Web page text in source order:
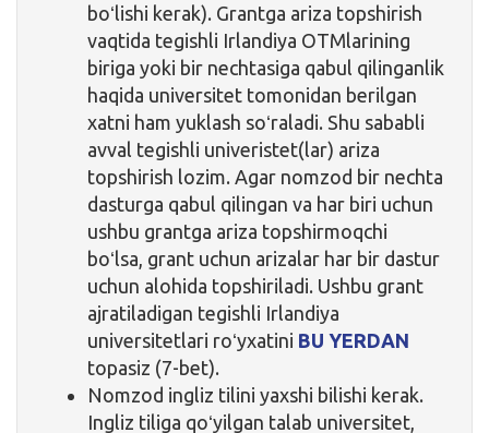
boʻlishi kerak). Grantga ariza topshirish
vaqtida tegishli Irlandiya OTMlarining
biriga yoki bir nechtasiga qabul qilinganlik
haqida universitet tomonidan berilgan
xatni ham yuklash soʻraladi. Shu sababli
avval tegishli univeristet(lar) ariza
topshirish lozim. Agar nomzod bir nechta
dasturga qabul qilingan va har biri uchun
ushbu grantga ariza topshirmoqchi
boʻlsa, grant uchun arizalar har bir dastur
uchun alohida topshiriladi. Ushbu grant
ajratiladigan tegishli Irlandiya
universitetlari roʻyxatini BU YERDAN
topasiz (7-bet).
Nomzod ingliz tilini yaxshi bilishi kerak.
Ingliz tiliga qoʻyilgan talab universitet,